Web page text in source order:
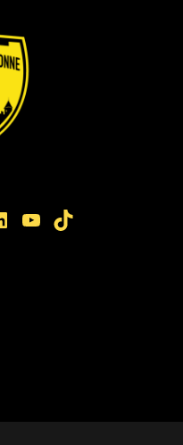
YouTube TikTok